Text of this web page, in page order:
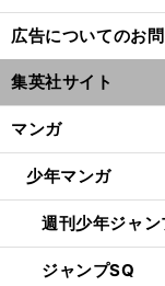
広告についてのお
集英社サイト
マンガ
少年マンガ
週刊少年ジャン
ジャンプSQ